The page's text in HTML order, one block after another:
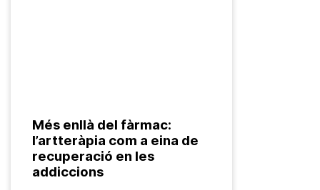
Més enllà del fàrmac:
l’artteràpia com a eina de
recuperació en les
addiccions